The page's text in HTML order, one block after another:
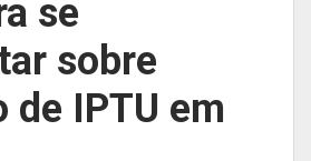
se
sobre
de IPTU em